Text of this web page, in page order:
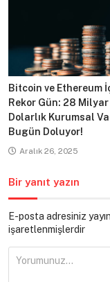
Bitcoin ve Ethereum
Rekor Gün: 28 Milyar
Dolarlık Kurumsal
Bugün Doluyor!
Aralık 26, 2025
Bir yanıt yazın
E-posta adresiniz
işaretlenmişlerdir